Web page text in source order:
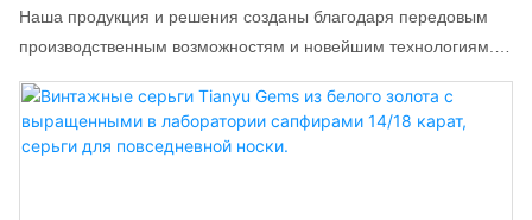
Наша продукция и решения созданы благодаря передовым
производственным возможностям и новейшим технологиям.
На сегодняшний день мы успешно производим оптом серьги-
гвоздики с муассанитом 1 карат (6,5 мм, цвет DEF/VVS),
изготовленные из белого золота 14 карат. Сфера их